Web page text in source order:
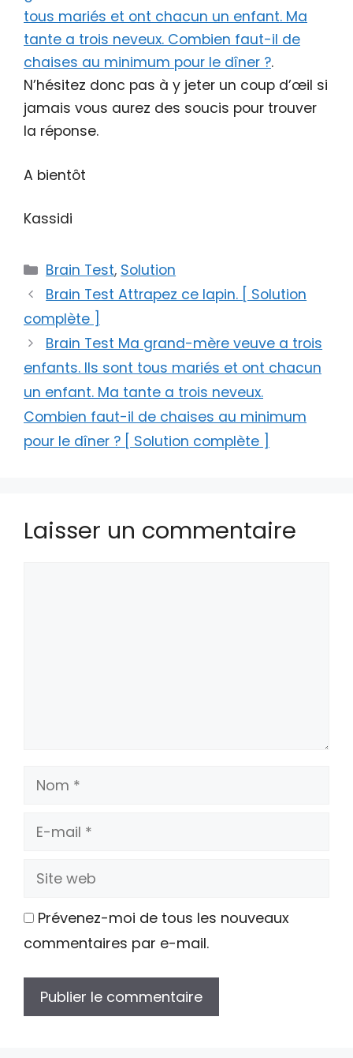
tous mariés et ont chacun un enfant. Ma
tante a trois neveux. Combien faut-il de
chaises au minimum pour le dîner ?.
N’hésitez donc pas à y jeter un coup d’œil si
jamais vous aurez des soucis pour trouver
la réponse.
A bientôt
Kassidi
Catégories
Brain Test, Solution
Brain Test Attrapez ce lapin. [ Solution
complète ]
Brain Test Ma grand-mère veuve a trois
enfants. Ils sont tous mariés et ont chacun
un enfant. Ma tante a trois neveux.
Combien faut-il de chaises au minimum
pour le dîner ? [ Solution complète ]
Laisser un commentaire
Nom
E-
Site
Prévenez-moi de tous les nouveaux
commentaires par e-mail.